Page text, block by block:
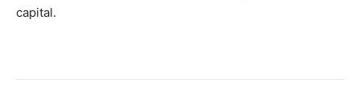
capital.